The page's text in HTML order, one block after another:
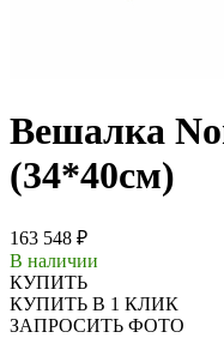
Вешалка
(34*40см)
163 548 ₽
В наличии
КУПИТЬ
КУПИТЬ В 1 КЛИК
ЗАПРОСИТЬ ФОТО